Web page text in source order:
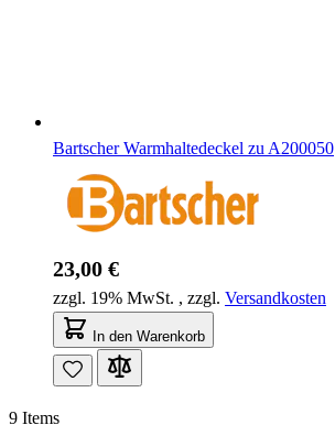
Bartscher Warmhaltedeckel zu A200050
23,00 €
zzgl. 19% MwSt. , zzgl. Versandkosten
In den Warenkorb
9 Items